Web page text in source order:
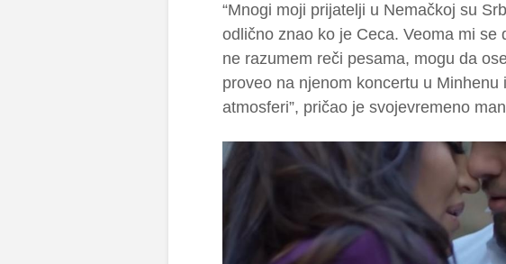
“Mnogi moji prijatelji u Nemačkoj su
odlično znao ko je Ceca. Veoma mi
ne razumem reči pesama, mogu da
proveo na njenom koncertu u
atmosferi”, pričao je svojevremeno